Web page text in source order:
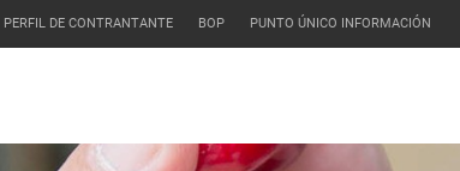
PERFIL DE CONTRANTANTE BOP PUNTO ÚNICO INFORMACIÓN